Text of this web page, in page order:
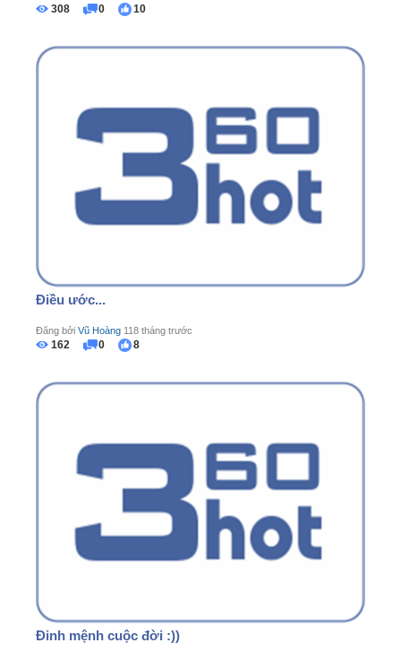
308 0 10
Điều ước...
Đăng bởi Vũ Hoàng 118 tháng trước
162 0 8
Đinh mệnh cuộc đời :))